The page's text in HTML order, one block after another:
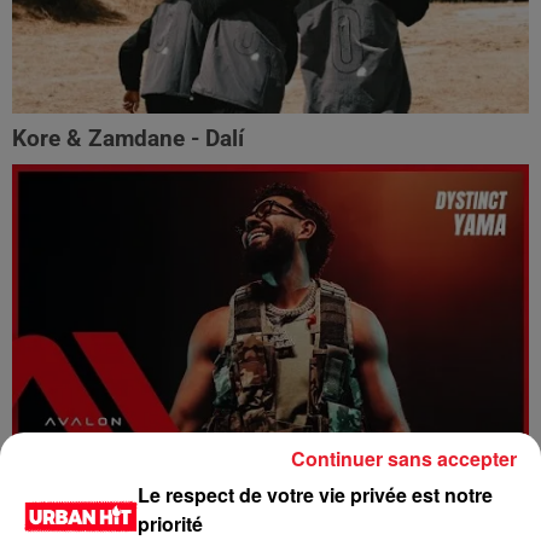
Kore & Zamdane - Dalí
Le respect de votre vie privée est notre
priorité
Continuer sans accepter